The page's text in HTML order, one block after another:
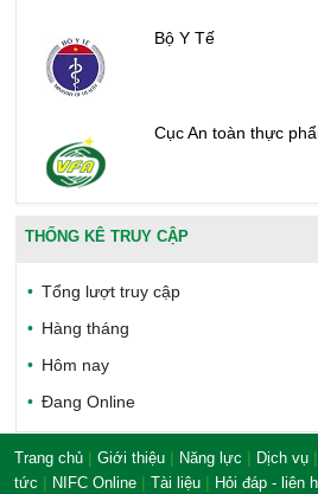
Bộ Y Tế
Cục An toàn thực
Văn phòng công
THỐNG KÊ TRUY CẬP
Tổng lượt truy cập
Hàng tháng
Hôm nay
Đang Online
Trang chủ | Giới thiệu | Năng lực | Dịch vụ |
tức | NIFC Online | Tài liệu | Hỏi đáp - liên